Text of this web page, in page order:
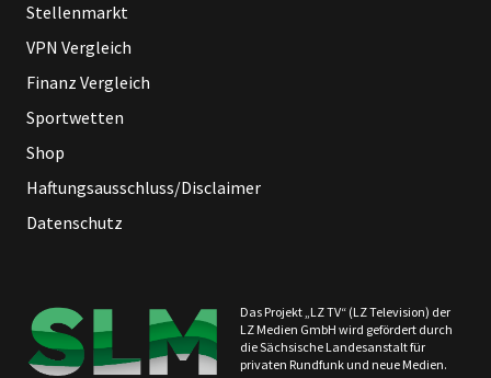
Stellenmarkt
VPN Vergleich
Finanz Vergleich
Sportwetten
Shop
Haftungsausschluss/Disclaimer
Datenschutz
Das Projekt „LZ TV“ (LZ Television) der
LZ Medien GmbH wird gefördert durch
die Sächsische Landesanstalt für
privaten Rundfunk und neue Medien.